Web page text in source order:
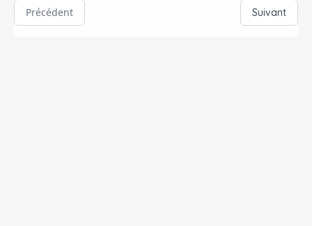
Précédent Suivant